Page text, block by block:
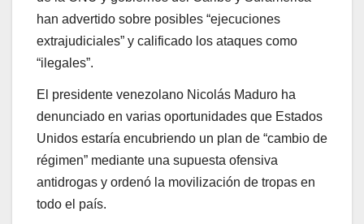
han advertido sobre posibles “ejecuciones
extrajudiciales” y calificado los ataques como
“ilegales”.
El presidente venezolano Nicolás Maduro ha
denunciado en varias oportunidades que Estados
Unidos estaría encubriendo un plan de “cambio de
régimen” mediante una supuesta ofensiva
antidrogas y ordenó la movilización de tropas en
todo el país.